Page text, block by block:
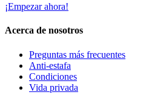
¡Empezar ahora!
Acerca de nosotros
Preguntas más frecuentes
Anti-estafa
Condiciones
Vida privada